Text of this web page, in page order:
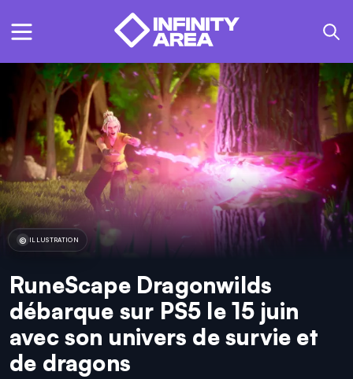
ILLUSTRATION
RuneScape Dragonwilds
débarque sur PS5 le 15 juin
avec son univers de survie et
de dragons